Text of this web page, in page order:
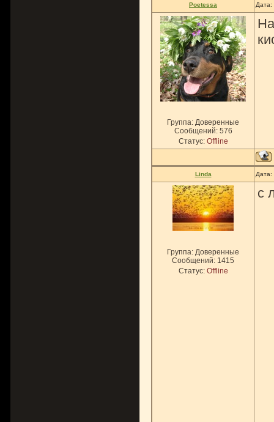
Poetessa
Группа: Доверенные
Сообщений: 576
Статус: Offline
Linda
Группа: Доверенные
Сообщений: 1415
Статус: Offline
с